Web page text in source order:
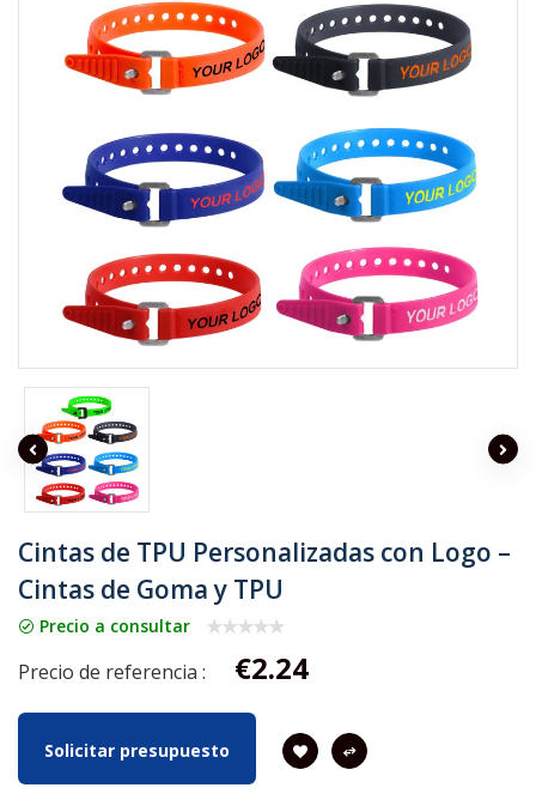
Cintas de TPU Personalizadas con Logo –
Cintas de Goma y TPU
Precio a consultar
Precio de referencia : €2.24
Solicitar presupuesto